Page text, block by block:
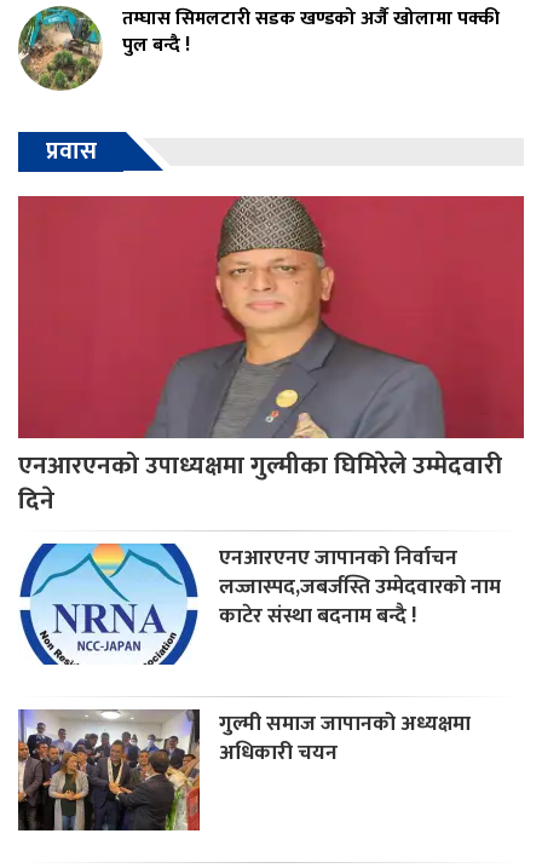
तम्घास सिमलटारी सडक खण्डको अर्जै खोलामा पक्की
पुल बन्दै !
प्रवास
एनआरएनको उपाध्यक्षमा गुल्मीका घिमिरेले उम्मेदवारी
दिने
एनआरएनए जापानको निर्वाचन
लज्जास्पद,जबर्जस्ति उम्मेदवारको नाम
काटेर संस्था बदनाम बन्दै !
गुल्मी समाज जापानको अध्यक्षमा
अधिकारी चयन